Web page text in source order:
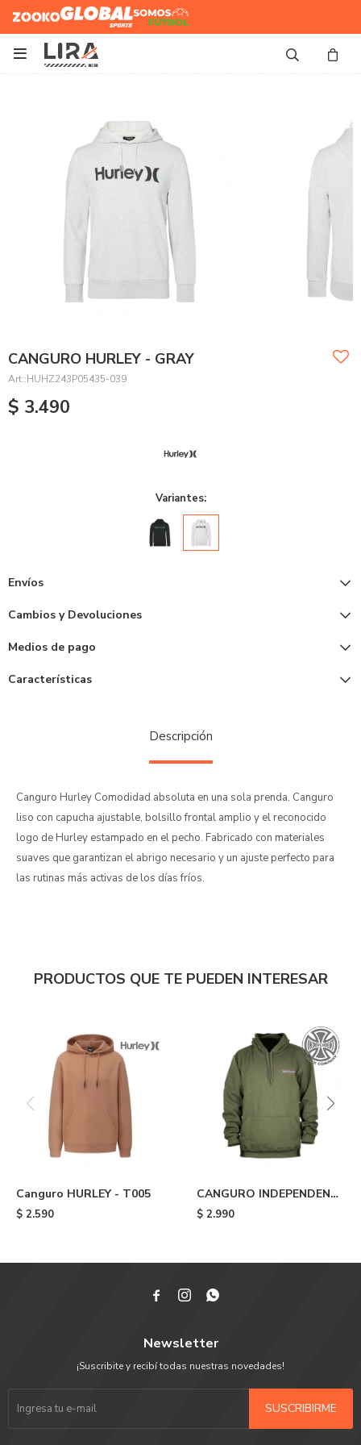
Zooko Global Sports
Somos
Futbol

CANGURO HURLEY - GRAY
HUHZ243P05435-039
$ 3.490
Variantes:
Envíos
Cambios y Devoluciones
Medios de pago
Características
Descripción
Canguro Hurley Comodidad absoluta en una sola prenda. Canguro
liso con capucha ajustable, bolsillo frontal amplio y el reconocido
logo de Hurley estampado en el pecho. Fabricado con materiales
suaves que garantizan el abrigo necesario y un ajuste perfecto para
las rutinas más activas de los días fríos.
PRODUCTOS QUE TE PUEDEN INTERESAR
Canguro HURLEY - T005
$ 2.590
CANGURO INDEPENDENT
ITC PROFILE HOOD -
$ 2.990
  
Newsletter
¡Suscribite y recibí todas nuestras novedades!
SUSCRIBIRME